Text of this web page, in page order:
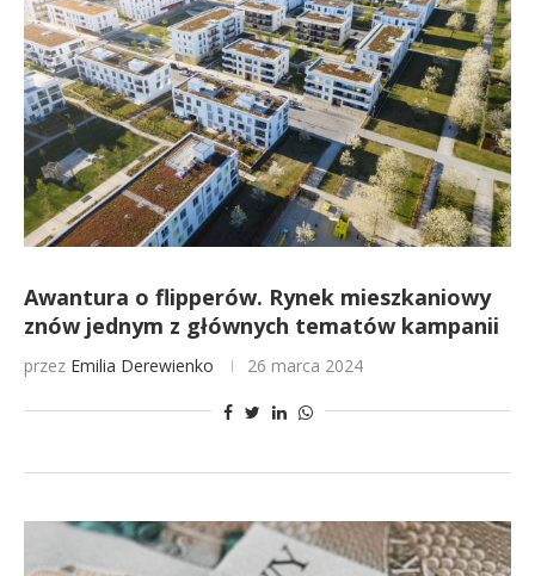
Awantura o flipperów. Rynek mieszkaniowy
znów jednym z głównych tematów kampanii
przez Emilia Derewienko 26 marca 2024